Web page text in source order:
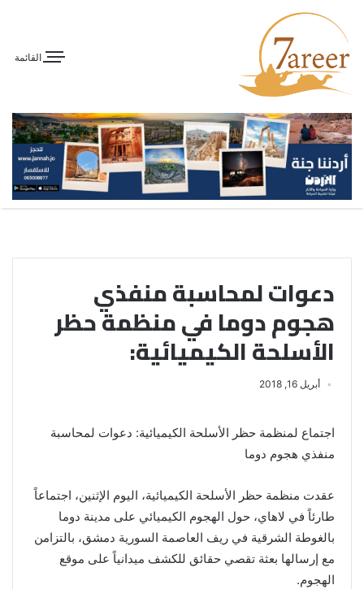
القائمة
دعوات لمحاسبة منفذي
هجوم دوما في منظمة حظر
الأسلحة الكيميائية:
أبريل 16, 2018
اجتماع لمنظمة حظر الأسلحة الكيميائية: دعوات لمحاسبة
منفذي هجوم دوما
عقدت منظمة حظر الأسلحة الكيميائية، اليوم الإثنين، اجتماعاً
طارئاً في لاهاي، حول الهجوم الكيميائي على مدينة دوما
بالغوطة الشرقية في ريف العاصمة السورية دمشق، بالتزامن
مع إرسالها بعثة تقصي حقائق للكشف ميدانياً على موقع
الهجوم.